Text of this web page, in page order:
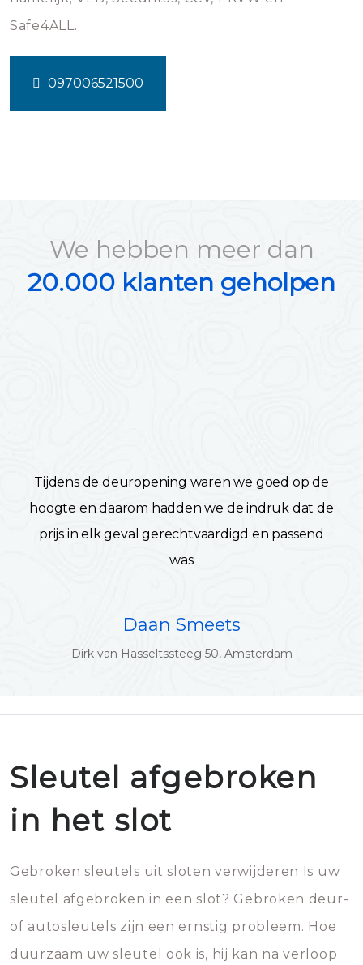
Safe4ALL.
097006521500
We hebben meer dan
20.000 klanten geholpen
Tijdens de deuropening waren we goed op de
hoogte en daarom hadden we de indruk dat de
prijs in elk geval gerechtvaardigd en passend
was
Daan Smeets
Dirk van Hasseltssteeg 50, Amsterdam
Sleutel afgebroken
in het slot
Gebroken sleutels uit sloten verwijderen Is uw
sleutel afgebroken in een slot? Gebroken deur-
of autosleutels zijn een ernstig probleem. Hoe
duurzaam uw sleutel ook is, hij kan na verloop